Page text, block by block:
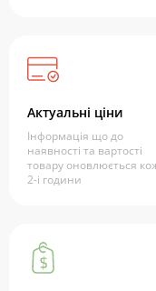
Актуальні ціни
Інформація що до
наявності та вартості
товару оновлюється
2-і години